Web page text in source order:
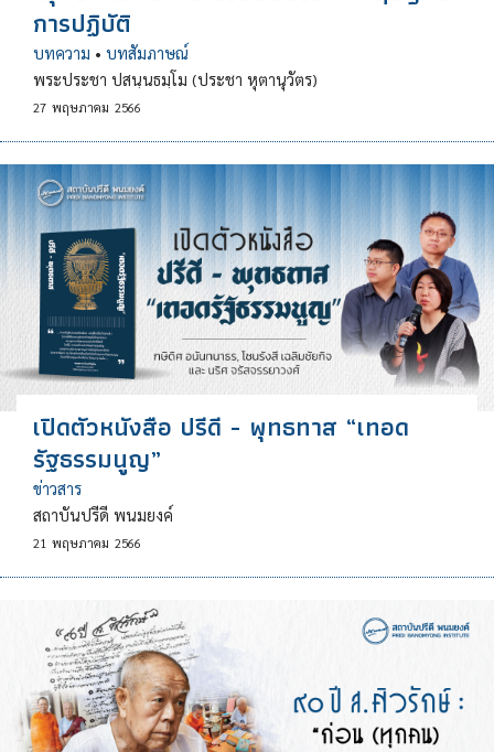
การปฏิบัติ
บทความ • บทสัมภาษณ์
พระประชา ปสนฺนธมฺโม (ประชา หุตานุวัตร)
27 พฤษภาคม 2566
เปิดตัวหนังสือ ปรีดี - พุทธทาส “เทอด
รัฐธรรมนูญ”
ข่าวสาร
สถาบันปรีดี พนมยงค์
21 พฤษภาคม 2566